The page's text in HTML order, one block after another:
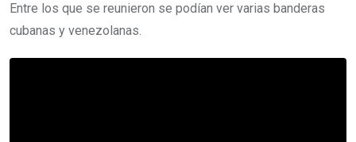
Entre los que se reunieron se podían ver varias banderas
cubanas y venezolanas.